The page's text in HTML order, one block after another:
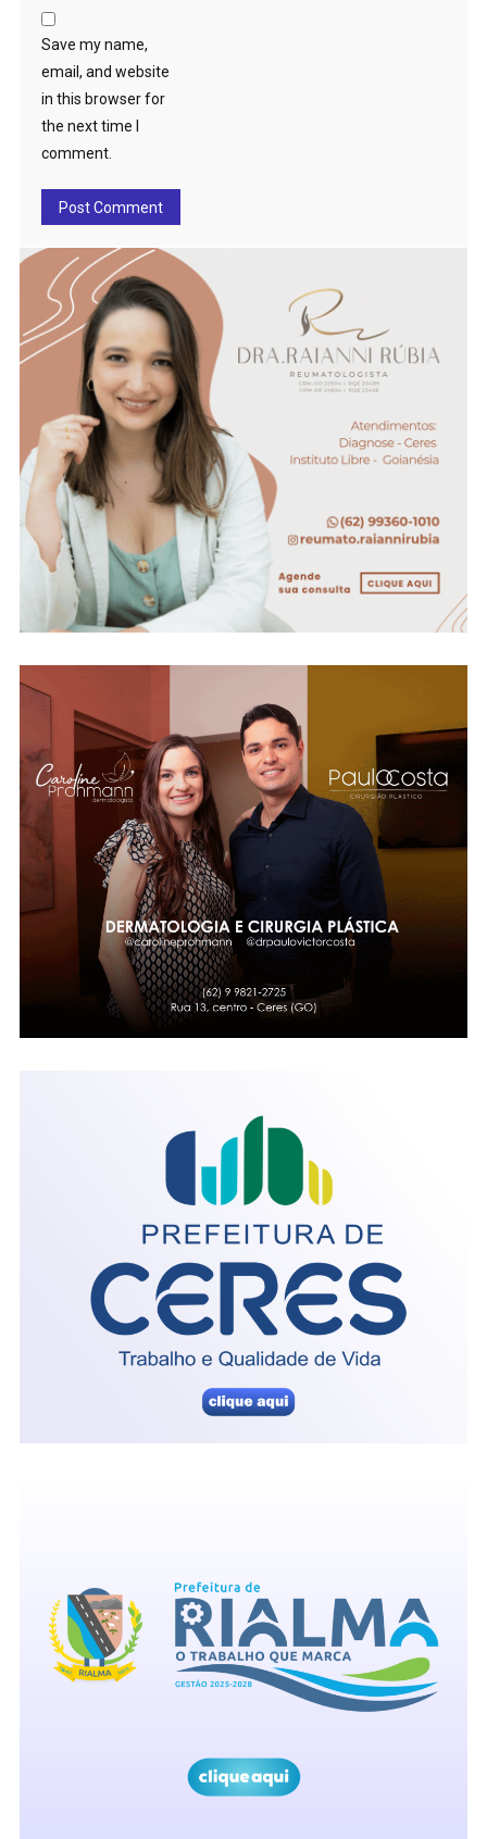
Save my name,
email, and website
in this browser for
the next time I
comment.